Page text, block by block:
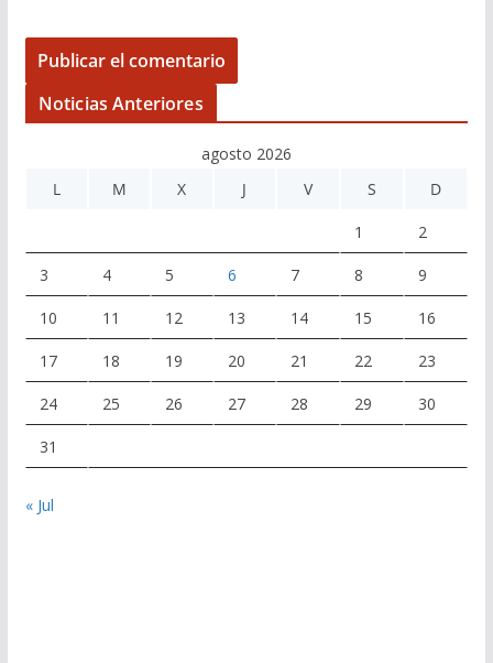
Noticias Anteriores
agosto 2026
L
M X J V S D
1 2
3 4 5 6 7 8 9
10 11 12 13 14 15 16
17 18 19 20 21 22 23
24 25 26 27 28 29 30
31
« Jul